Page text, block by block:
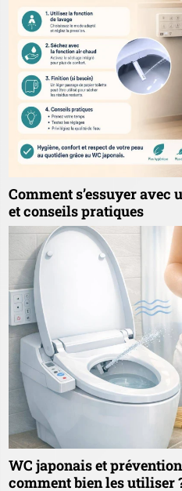
Comment s’essuyer avec
et conseils pratiques
WC japonais et
comment bien les utiliser